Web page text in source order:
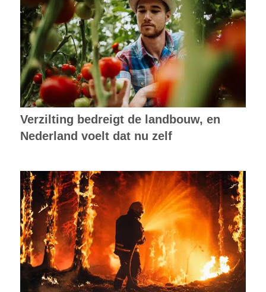
Verzilting bedreigt de landbouw, en
Nederland voelt dat nu zelf